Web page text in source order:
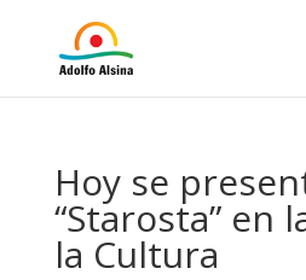
Hoy se
“Starosta” en
la Cultura